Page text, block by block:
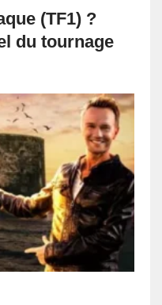
(TF1) ?
du tournage